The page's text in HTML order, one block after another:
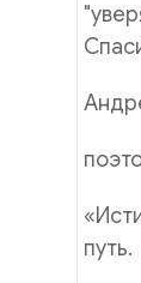
путь.